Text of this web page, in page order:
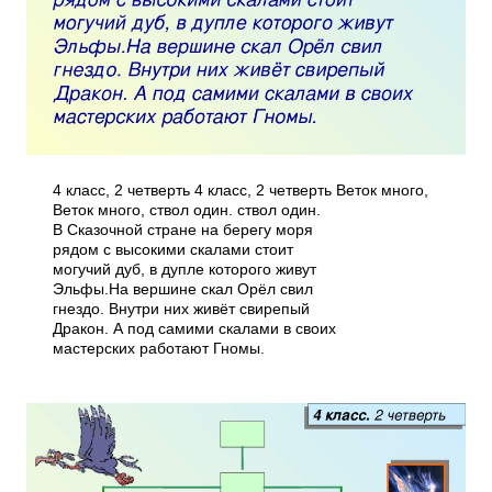
4 класс, 2 четверть 4 класс, 2 четверть Веток много,
Веток много, ствол один. ствол один.
В Сказочной стране на берегу моря
рядом с высокими скалами стоит
могучий дуб, в дупле которого живут
Эльфы.На вершине скал Орёл свил
гнездо. Внутри них живёт свирепый
Дракон. А под самими скалами в своих
мастерских работают Гномы.